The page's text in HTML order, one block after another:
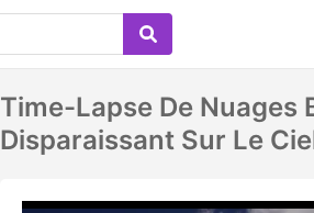
Time-Lapse De Nuages
Disparaissant Sur Le